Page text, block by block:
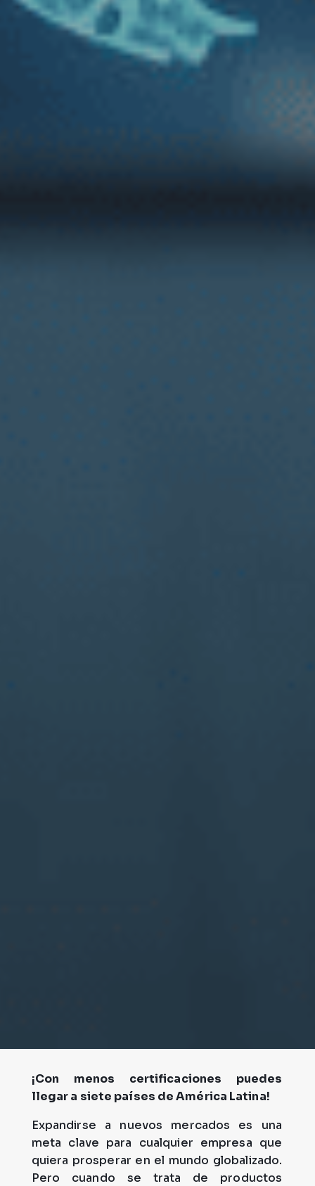
¡Con menos certificaciones puedes
llegar a siete países de América Latina!
Expandirse a nuevos mercados es una
meta clave para cualquier empresa que
quiera prosperar en el mundo globalizado.
Pero cuando se trata de productos